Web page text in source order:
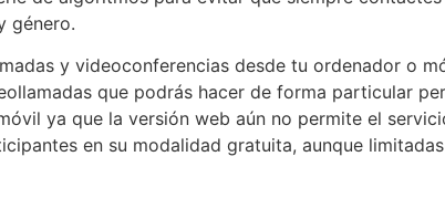
género.
y videoconferencias desde tu ordenador o
que podrás hacer de forma particular
ya que la versión web aún no permite el
en su modalidad gratuita, aunque